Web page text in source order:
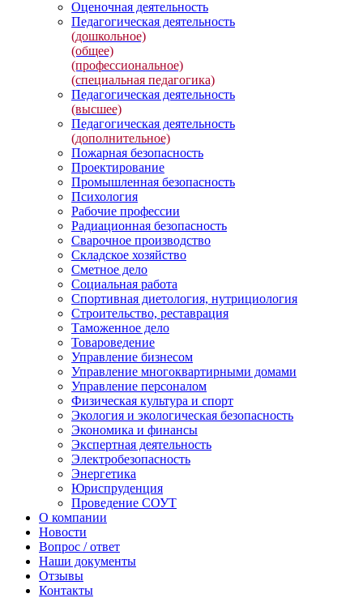
Оценочная деятельность
Педагогическая деятельность
(дошкольное)
(общее)
(профессиональное)
(специальная педагогика)
Педагогическая деятельность
(высшее)
Педагогическая деятельность
(дополнительное)
Пожарная безопасность
Проектирование
Промышленная безопасность
Психология
Рабочие профессии
Радиационная безопасность
Сварочное производство
Складское хозяйство
Сметное дело
Социальная работа
Спортивная диетология, нутрициология
Строительство, реставрация
Таможенное дело
Товароведение
Управление бизнесом
Управление многоквартирными домами
Управление персоналом
Физическая культура и спорт
Экология и экологическая безопасность
Экономика и финансы
Экспертная деятельность
Электробезопасность
Энергетика
Юриспруденция
Проведение СОУТ
О компании
Новости
Вопрос / ответ
Наши документы
Отзывы
Контакты